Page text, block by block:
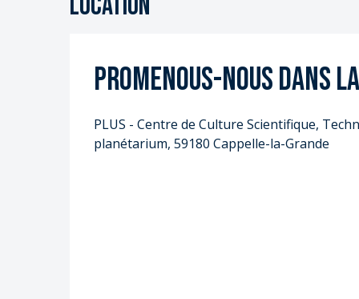
Promenous-nous dans
PLUS - Centre de Culture Scientifique,
planétarium, 59180 Cappelle-la-Grande